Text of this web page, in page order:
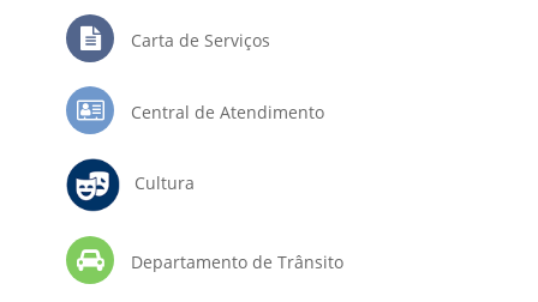
Carta de Serviços
Central de Atendimento
Cultura
Departamento de Trânsito